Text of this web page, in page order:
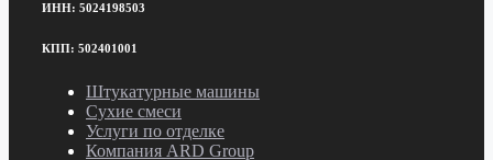
ИНН: 5024198503
КПП: 502401001
Штукатурные машины
Сухие смеси
Услуги по отделке
Компания ARD Group